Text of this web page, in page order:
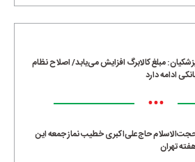
مبلغ کالابرگ افزایش می‌یابد/ اصلاح نظام
ادامه دارد
•••
حاج‌علی‌اکبری خطیب نماز جمعه این
تهران